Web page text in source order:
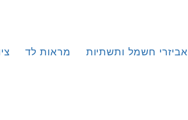
מראות לד אביזרי חשמל ותשתיות